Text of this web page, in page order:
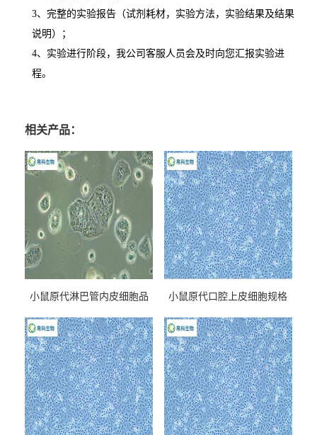
3、完整的实验报告（试剂耗材，实验方法，实验结果及结果
说明）；
4、实验进行阶段，我公司客服人员会及时向您汇报实验进
程。
相关产品：
小鼠原代淋巴管内皮细胞品
小鼠原代口腔上皮细胞规格